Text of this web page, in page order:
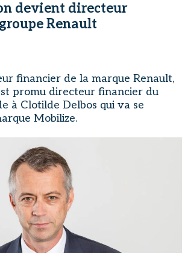
devient directeur
Renault
financier de la marque Renault,
promu directeur financier du
à Clotilde Delbos qui va se
Mobilize.